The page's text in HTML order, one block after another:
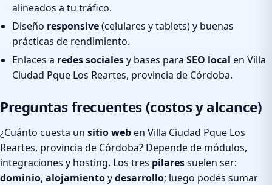
alineados a tu tráfico.
Diseño responsive(celulares y tablets) y buenas
prácticas de rendimiento.
Enlaces a redes socialesy bases para SEO local en Villa
Ciudad Pque Los Reartes, provincia de Córdoba.
Preguntas frecuentes (costos y alcance)
¿Cuánto cuesta un sitio weben Villa Ciudad Pque Los
Reartes, provincia de Córdoba? Depende de módulos,
integraciones y hosting. Los tres pilaressuelen ser:
dominio, alojamientoydesarrollo; luego podés sumar